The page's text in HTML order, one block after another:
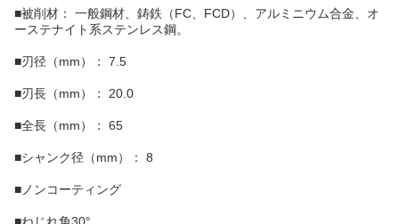
■被削材： 一般鋼材、鋳鉄（FC、FCD）、アルミニウム合金、オ
ーステナイト系ステンレス鋼。
■刃径（mm）： 7.5
■刃長（mm）： 20.0
■全長（mm）： 65
■シャンク径（mm）： 8
■ノンコーティング
■ねじれ角30°